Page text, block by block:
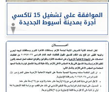
الموافقة على تشغيل 15 تاكسي
أجرة بمدينة أسيوط الجديدة